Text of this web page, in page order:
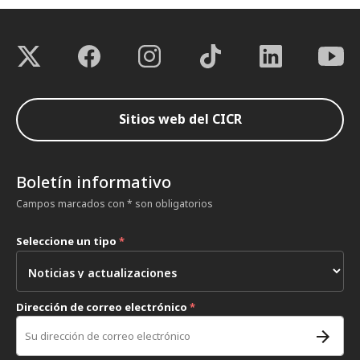
Sitios web del CICR
Boletín informativo
Campos marcados con * son obligatorios
Seleccione un tipo *
Dirección de correo electrónico *